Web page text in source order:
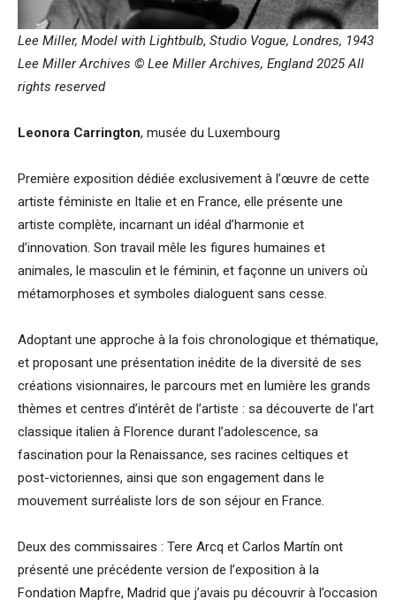
Lee Miller, Model with Lightbulb, Studio Vogue, Londres, 1943
Lee Miller Archives © Lee Miller Archives, England 2025 All
rights reserved
Leonora Carrington, musée du Luxembourg
Première exposition dédiée exclusivement à l’œuvre de cette
artiste féministe en Italie et en France, elle présente une
artiste complète, incarnant un idéal d’harmonie et
d’innovation. Son travail mêle les figures humaines et
animales, le masculin et le féminin, et façonne un univers où
métamorphoses et symboles dialoguent sans cesse.
Adoptant une approche à la fois chronologique et thématique,
et proposant une présentation inédite de la diversité de ses
créations visionnaires, le parcours met en lumière les grands
thèmes et centres d’intérêt de l’artiste : sa découverte de l’art
classique italien à Florence durant l’adolescence, sa
fascination pour la Renaissance, ses racines celtiques et
post-victoriennes, ainsi que son engagement dans le
mouvement surréaliste lors de son séjour en France.
Deux des commissaires : Tere Arcq et Carlos Martín ont
présenté une précédente version de l’exposition à la
Fondation Mapfre, Madrid que j’avais pu découvrir à l’occasion